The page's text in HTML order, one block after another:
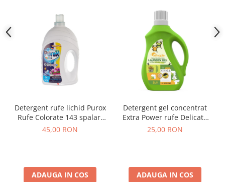
Detergent rufe lichid Purox
Rufe Colorate 143 spalari
4.3L
45,00 RON
ADAUGA IN COS
Detergent gel concentrat
Extra Power rufe Delicate
Albe si Colorate Remaple 2L
25,00 RON
ADAUGA IN COS